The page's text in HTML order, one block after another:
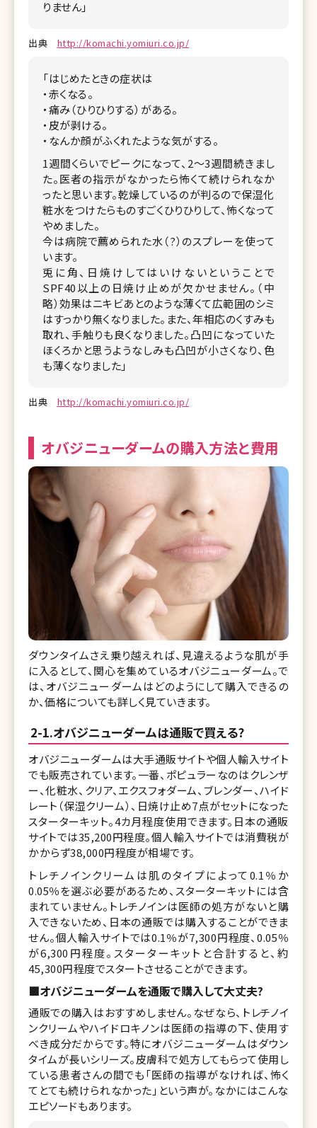
りません」
出典 http://komachi.yomiuri.co.jp/
「はじめたときの症状は
・赤くなる。
・痛み（ひりひりする）がある。
・皮が剥ける。
・なんか顔がふくれたような気がする。
1週間くらいでピークになって、2～3週間続きまし
た。医者の指示がなかったら怖くて続けられなか
ったと思います。乾燥しているのが判るので保湿化
粧水をつけたらものすごくひりひりして、怖くなって
やめました。
今は病院で薦められた水（?）のスプレーを使って
います。
兎に角、日焼けしてはいけないということで
SPF40以上の日焼け止めが欠かせません。（中
略）効果はニキビあとのような薄くて広範囲のシミ
はすっかり無くなりました。また、年相応のくすみも
取れ、手触りも良くなりました。凸凹になっていた
ほくろかと思うようなしみも凸凹が小さくなり、色
も薄くなりました」
出典 http://komachi.yomiuri.co.jp/
オバジニューダームの購入方法と費用
ダウンタイムさえ乗り越えれば、見違えるような肌が手
に入るとして、関心を集めているオバジニューダーム。で
は、オバジニューダームはどのようにして購入できるの
か、価格についても詳しく見ていきます。
2-1.オバジニューダームは通販で買える?
オバジニューダームは大手通販サイトや個人輸入サイト
でも販売されています。一番、ポピュラーなのはクレンザ
ー、化粧水、クリア、エクスフォダーム、ブレンダー、ハイド
レート（保湿クリーム）、日焼け止め7点がセットになった
スターターキット。4カ月程度使用できます。日本の通販
サイトでは35,200円程度。個人輸入サイトでは消費税が
かからず38,000円程度が相場です。
トレチノインクリームは肌のタイプによって0.1％か
0.05％を選ぶ必要があるため、スターターキットには含
まれていません。トレチノインは医師の処方がないと購
入できないため、日本の通販では購入することができま
せん。個人輸入サイトでは0.1％が7,300円程度、0.05％
が6,300円程度。スターターキットと合計すると、約
45,300円程度でスタートさせることができます。
■オバジニューダームを通販で購入して大丈夫?
通販での購入はおすすめしません。なぜなら、トレチノイ
ンクリームやハイドロキノンは医師の指導の下、使用す
べき成分だからです。特にオバジニューダームはダウン
タイムが長いシリーズ。皮膚科で処方してもらって使用し
ている患者さんの間でも「医師の指導がなければ、怖く
てとても続けられなかった」という声が。なかにはこんな
エピソードもあります。